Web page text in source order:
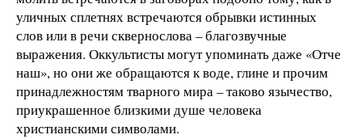
уличных сплетнях встречаются обрывки истинных
слов или в речи сквернослова – благозвучные
выражения. Оккультисты могут упоминать даже «Отче
наш», но они же обращаются к воде, глине и прочим
принадлежностям тварного мира – таково язычество,
приукрашенное близкими душе человека
христианскими символами.